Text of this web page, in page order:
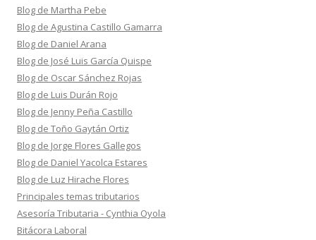
Blog de Martha Pebe
Blog de Agustina Castillo Gamarra
Blog de Daniel Arana
Blog de José Luis García Quispe
Blog de Oscar Sánchez Rojas
Blog de Luis Durán Rojo
Blog de Jenny Peña Castillo
Blog de Toño Gaytán Ortiz
Blog de Jorge Flores Gallegos
Blog de Daniel Yacolca Estares
Blog de Luz Hirache Flores
Principales temas tributarios
Asesoría Tributaria - Cynthia Oyola
Bitácora Laboral